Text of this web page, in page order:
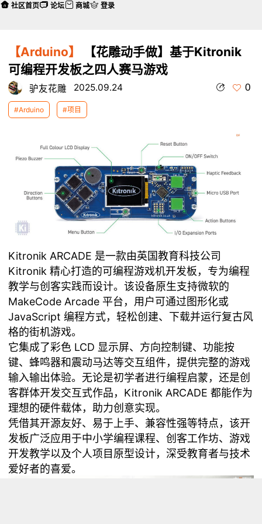
【Arduino】
【花雕动手做】基于Kitronik
可编程开发板之四人赛马游戏
驴友花雕 2025.09.24 0
#Arduino #项目
Kitronik ARCADE 是一款由英国教育科技公司
Kitronik 精心打造的可编程游戏机开发板，专为编程
教学与创客实践而设计。该设备原生支持微软的
MakeCode Arcade 平台，用户可通过图形化或
JavaScript 编程方式，轻松创建、下载并运行复古风
格的街机游戏。
它集成了彩色 LCD 显示屏、方向控制键、功能按
键、蜂鸣器和震动马达等交互组件，提供完整的游戏
输入输出体验。无论是初学者进行编程启蒙，还是创
客群体开发交互式作品，Kitronik ARCADE 都能作为
理想的硬件载体，助力创意实现。
凭借其开源友好、易于上手、兼容性强等特点，该开
发板广泛应用于中小学编程课程、创客工作坊、游戏
开发教学以及个人项目原型设计，深受教育者与技术
爱好者的喜爱。
社区首页 论坛 商城 登录